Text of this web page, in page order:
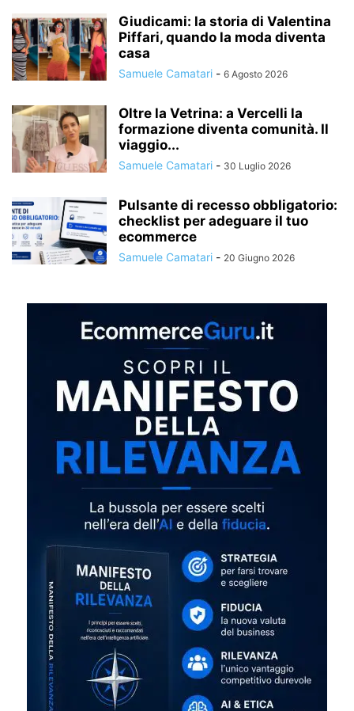
Giudicami: la storia di Valentina
Piffari, quando la moda diventa
casa
Samuele Camatari - 6 Agosto 2026
Oltre la Vetrina: a Vercelli la
formazione diventa comunità. Il
viaggio...
Samuele Camatari - 30 Luglio 2026
Pulsante di recesso obbligatorio:
checklist per adeguare il tuo
ecommerce
Samuele Camatari - 20 Giugno 2026